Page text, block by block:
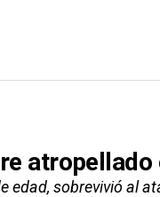
atropellado
edad, sobrevivió al